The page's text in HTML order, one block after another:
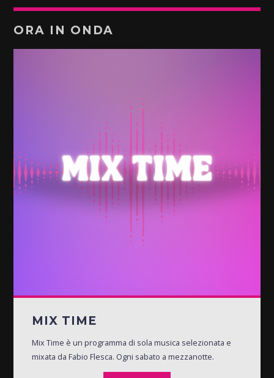
ORA IN ONDA
MIX TIME
Mix Time è un programma di sola musica selezionata e
mixata da Fabio Flesca. Ogni sabato a mezzanotte.